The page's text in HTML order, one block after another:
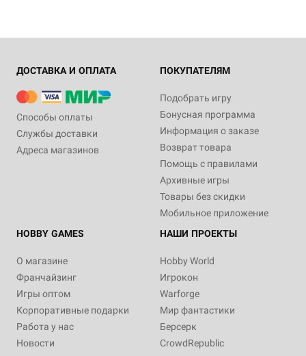
ДОСТАВКА И ОПЛАТА
Способы оплаты
Службы доставки
Адреса магазинов
ПОКУПАТЕЛЯМ
Подобрать игру
Бонусная программа
Информация о заказе
Возврат товара
Помощь с правилами
Архивные игры
Товары без скидки
Мобильное приложение
HOBBY GAMES
О магазине
Франчайзинг
Игры оптом
Корпоративные подарки
Работа у нас
Новости
НАШИ ПРОЕКТЫ
Hobby World
Игрокон
Warforge
Мир фантастики
Берсерк
CrowdRepublic